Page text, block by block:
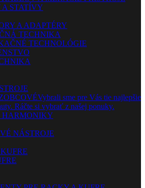
A STATÍVY
A ADAPTÉRY
TECHNIKA
TECHNOLÓGIE
Vybrali sme pre Vás tie najlepšie
Ráčte si vybrať z našej ponuky.
HARMONIKY
NÁSTROJE